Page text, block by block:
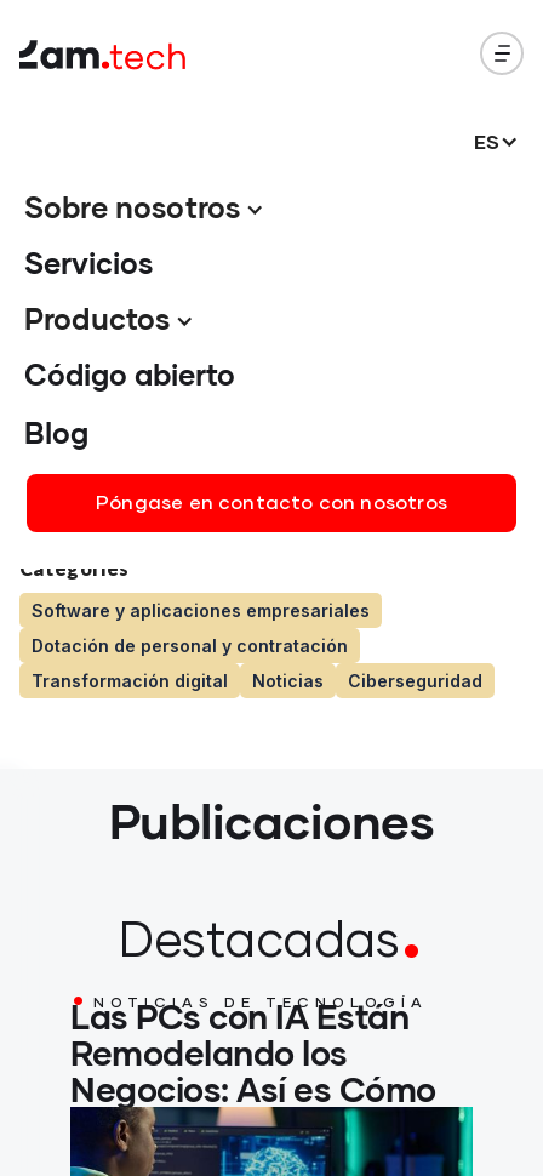
ES
Sobre nosotros
Servicios
Productos
Código abierto
Blog
Póngase en contacto con nosotros
Blog
Perspectivas tecnológicas: su guía para la
Categories
Software y aplicaciones empresariales
Dotación de personal y contratación
Transformación digital
Noticias Ciberseguridad
Publicaciones
Destacadas.
. NOTICIAS DE TECNOLOGÍA
Las PCs con IA Están
Remodelando los
Negocios: Así es Cómo